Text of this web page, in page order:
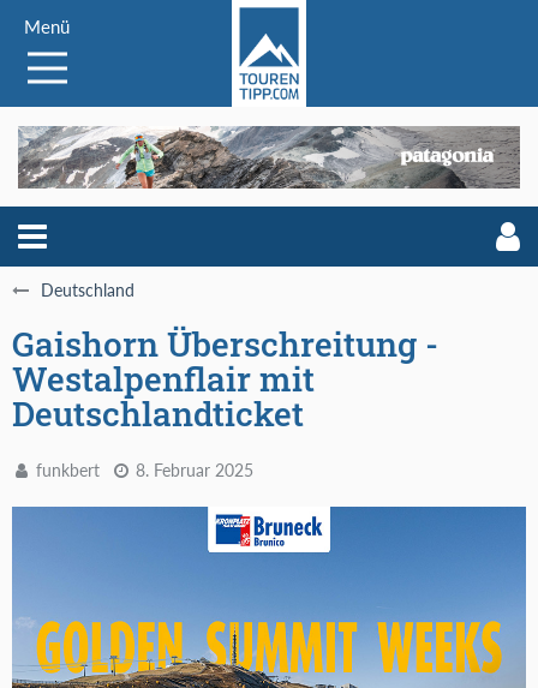
Menü
Deutschland
Gaishorn Überschreitung -
Westalpenflair mit
Deutschlandticket
funkbert 8. Februar 2025